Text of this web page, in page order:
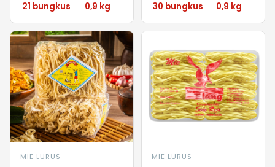
21 bungkus 0,9 kg 30 bungkus 0,9 kg
MIE LURUS MIE LURUS